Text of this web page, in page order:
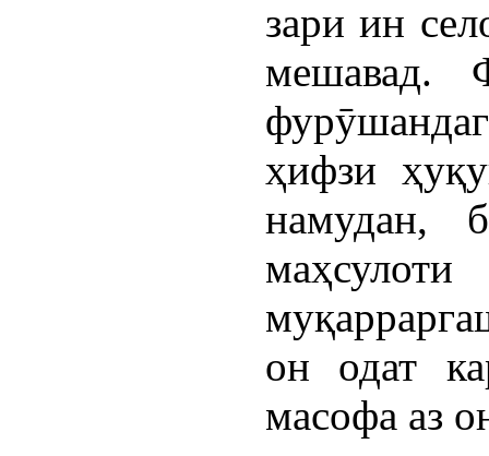
зари ин
мешавад.
ҳифзи
намудан,
он одат
масофа аз